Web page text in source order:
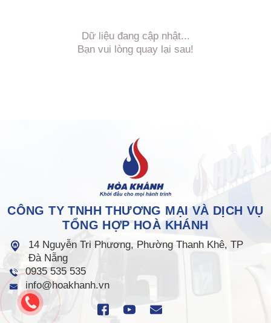
Dữ liệu đang cập nhật...
Bạn vui lòng quay lại sau!
CÔNG TY TNHH THƯƠNG MẠI VÀ DỊCH VỤ
TỔNG HỢP HOÀ KHÁNH
14 Nguyễn Tri Phương, Phường Thanh Khê, TP
Đà Nẵng
0935 535 535
info@hoakhanh.vn